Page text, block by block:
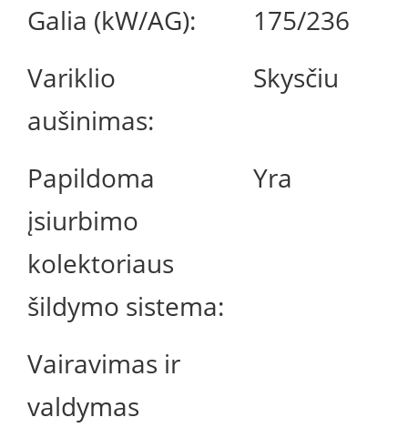
Galia (kW/AG):
175/236
Variklio
aušinimas:
Skysčiu
Papildoma
įsiurbimo
kolektoriaus
šildymo sistema:
Yra
Vairavimas ir
valdymas